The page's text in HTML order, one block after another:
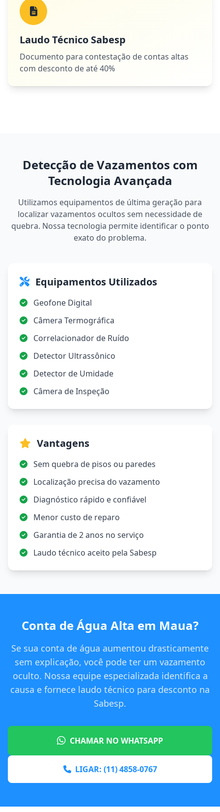
Laudo Técnico Sabesp
Documento para contestação de contas altas
com desconto de até 40%
Detecção de Vazamentos com
Tecnologia Avançada
Utilizamos equipamentos de última geração para
localizar vazamentos ocultos sem necessidade de
quebra. Nossa tecnologia permite identificar o ponto
exato do problema.
Equipamentos Utilizados
Geofone Digital
Câmera Termográfica
Correlacionador de Ruído
Detector Ultrassônico
Detector de Umidade
Câmera de Inspeção
Vantagens
Sem quebra de pisos ou paredes
Localização precisa do vazamento
Diagnóstico rápido e confiável
Menor custo de reparo
Garantia de 2 anos no serviço
Laudo técnico aceito pela Sabesp
Conta de Água Alta em Maua?
Se sua conta de água aumentou drasticamente
sem explicação, você pode ter um vazamento
oculto. Nossa equipe especializada identifica a
causa e fornece laudo técnico para desconto na
Sabesp.
CHAMAR NO WHATSAPP
LIGAR: (11) 4858-0767